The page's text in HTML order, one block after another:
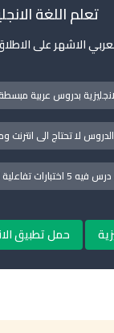
تعلم اللغة
الاشهر على الاطلاق وبأكثر
بدروس عربية
لا تحتاج الى
تفاعلية لتحسين النطق الصحيح
حمل تطبيق